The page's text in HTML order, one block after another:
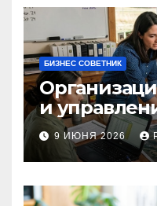
БИЗНЕС СОВЕТНИК
и
9 ИЮНЯ 2026